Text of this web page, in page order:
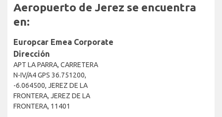
Aeropuerto de Jerez se encuentra
en:
Europcar Emea Corporate
Dirección
APT LA PARRA, CARRETERA
N-IV/A4 GPS 36.751200,
-6.064500, JEREZ DE LA
FRONTERA, JEREZ DE LA
FRONTERA, 11401